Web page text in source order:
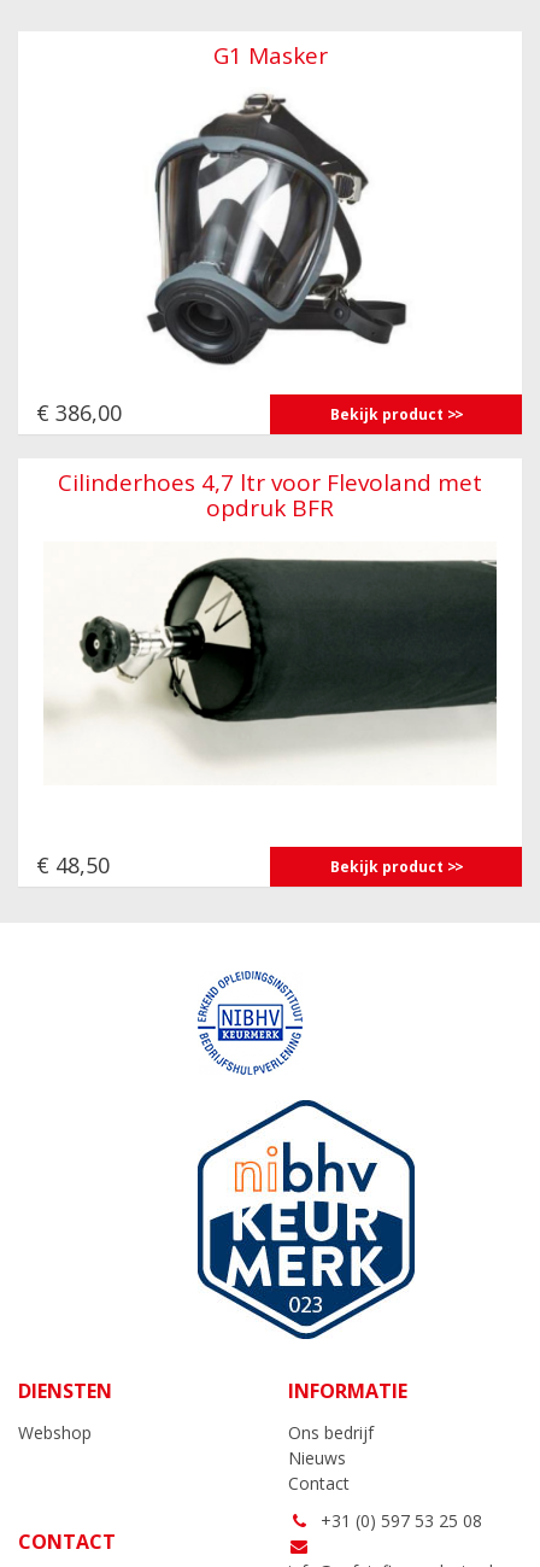
G1 Masker
€ 386,00 Bekijk product
Cilinderhoes 4,7 ltr voor Flevoland met
opdruk BFR
€ 48,50 Bekijk product
DIENSTEN
Webshop
INFORMATIE
Ons bedrijf
Nieuws
Contact
CONTACT
+31 (0) 597 53 25 08